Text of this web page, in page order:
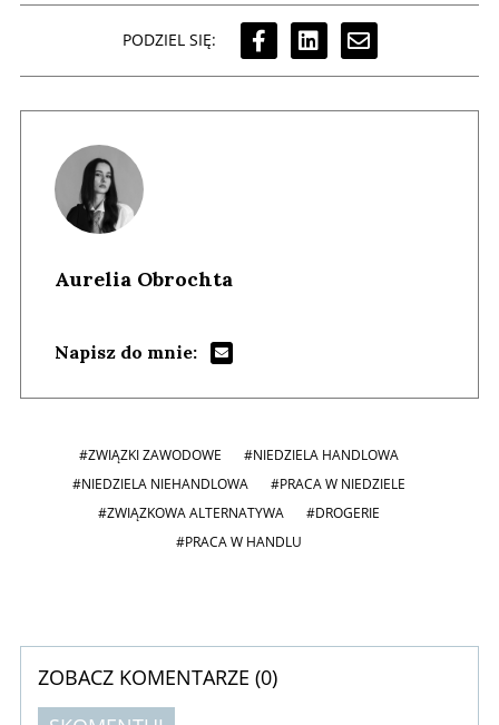
PODZIEL SIĘ:
Aurelia Obrochta
Napisz do mnie:
#ZWIĄZKI ZAWODOWE
#NIEDZIELA HANDLOWA
#NIEDZIELA NIEHANDLOWA
#PRACA W NIEDZIELE
#ZWIĄZKOWA ALTERNATYWA
#DROGERIE
#PRACA W HANDLU
ZOBACZ KOMENTARZE (0)